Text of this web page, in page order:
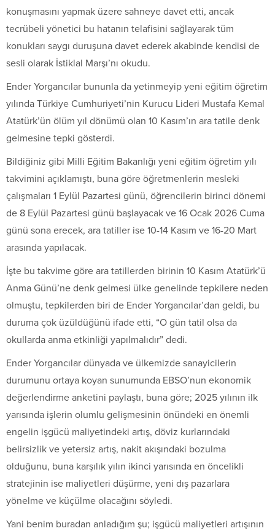
konuşmasını yapmak üzere sahneye davet etti, ancak
tecrübeli yönetici bu hatanın telafisini sağlayarak tüm
konukları saygı duruşuna davet ederek akabinde kendisi de
sesli olarak İstiklal Marşı’nı okudu.
Ender Yorgancılar bununla da yetinmeyip yeni eğitim öğretim
yılında Türkiye Cumhuriyeti’nin Kurucu Lideri Mustafa Kemal
Atatürk’ün ölüm yıl dönümü olan 10 Kasım’ın ara tatile denk
gelmesine tepki gösterdi.
Bildiğiniz gibi Milli Eğitim Bakanlığı yeni eğitim öğretim yılı
takvimini açıklamıştı, buna göre öğretmenlerin mesleki
çalışmaları 1 Eylül Pazartesi günü, öğrencilerin birinci dönemi
de 8 Eylül Pazartesi günü başlayacak ve 16 Ocak 2026 Cuma
günü sona erecek, ara tatiller ise 10-14 Kasım ve 16-20 Mart
arasında yapılacak.
İşte bu takvime göre ara tatillerden birinin 10 Kasım Atatürk’ü
Anma Günü’ne denk gelmesi ülke genelinde tepkilere neden
olmuştu, tepkilerden biri de Ender Yorgancılar’dan geldi, bu
duruma çok üzüldüğünü ifade etti, “O gün tatil olsa da
okullarda anma etkinliği yapılmalıdır” dedi.
Ender Yorgancılar dünyada ve ülkemizde sanayicilerin
durumunu ortaya koyan sunumunda EBSO’nun ekonomik
değerlendirme anketini paylaştı, buna göre; 2025 yılının ilk
yarısında işlerin olumlu gelişmesinin önündeki en önemli
engelin işgücü maliyetindeki artış, döviz kurlarındaki
belirsizlik ve yetersiz artış, nakit akışındaki bozulma
olduğunu, buna karşılık yılın ikinci yarısında en öncelikli
stratejinin ise maliyetleri düşürme, yeni dış pazarlara
yönelme ve küçülme olacağını söyledi.
Yani benim buradan anladığım şu; işgücü maliyetleri artışının